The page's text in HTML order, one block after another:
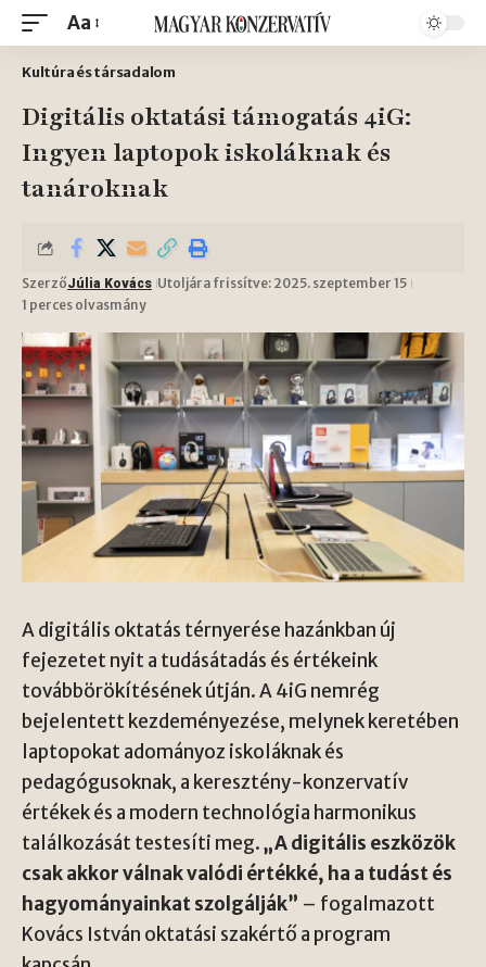
Aa
Kultúra és társadalom
Digitális oktatási támogatás 4iG:
Ingyen laptopok iskoláknak és
tanároknak
SzerzőJúlia Kovács Utoljára frissítve: 2025. szeptember 15
1 perces olvasmány
A digitális oktatás térnyerése hazánkban új
fejezetet nyit a tudásátadás és értékeink
továbbörökítésének útján. A4iG nemrég
bejelentett kezdeményezése, melynek keretében
laptopokat adományoz iskoláknak és
pedagógusoknak, a keresztény-konzervatív
értékek és a modern technológia harmonikus
találkozását testesíti meg.„A digitális eszközök
csak akkor válnak valódi értékké, ha a tudást és
hagyományainkat szolgálják” – fogalmazott
Kovács István oktatási szakértő a program